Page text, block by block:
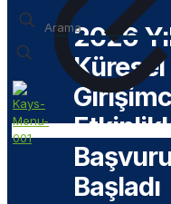
2026
Küresel
Başladı